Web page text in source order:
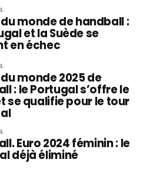
monde de handball :
et la Suède se
en échec
monde 2025 de
: le Portugal s’offre le
se qualifie pour le tour
Euro 2024 féminin : le
déjà éliminé